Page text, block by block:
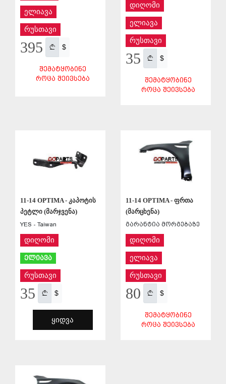
ელიავა
რუსთავი
395 $
ᲨᲔᲛᲐᲢᲧᲝᲑᲘᲜᲔ
ᲠᲝᲪᲐ ᲨᲔᲘᲕᲡᲔᲑᲐ
დიღომი
ელიავა
რუსთავი
35 $
ᲨᲔᲛᲐᲢᲧᲝᲑᲘᲜᲔ
ᲠᲝᲪᲐ ᲨᲔᲘᲕᲡᲔᲑᲐ
11-14 OPTIMA - კაპოტის
პეტლი (მარჯვენა)
YES - Taiwan
დიღომი
ელიავა
რუსთავი
35 $
ᲧᲘᲓᲕᲐ
11-14 OPTIMA - ფრთა
(მარცხენა)
გარანტია მორგებაზე
დიღომი
ელიავა
რუსთავი
80 $
ᲨᲔᲛᲐᲢᲧᲝᲑᲘᲜᲔ
ᲠᲝᲪᲐ ᲨᲔᲘᲕᲡᲔᲑᲐ